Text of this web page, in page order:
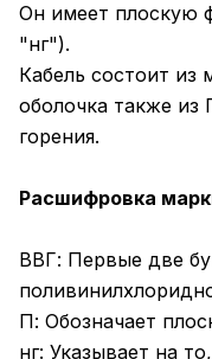
Он имеет плоскую
"нг").
Кабель состоит
оболочка также из
горения.
Расшифровка
ВВГ: Первые две
П: Обозначает
нг: Указывает на